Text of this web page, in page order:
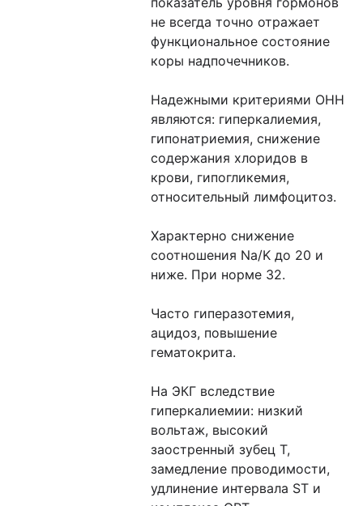
не всегда точно отражает
функциональное состояние
коры надпочечников.
Надежными критериями ОНН
являются: гиперкалиемия,
гипонатриемия, снижение
содержания хлоридов в
крови, гипогликемия,
относительный лимфоцитоз.
Характерно снижение
соотношения Na/K до 20 и
ниже. При норме 32.
Часто гиперазотемия,
ацидоз, повышение
гематокрита.
На ЭКГ вследствие
гиперкалиемии: низкий
вольтаж, высокий
заостренный зубец Т,
замедление проводимости,
удлинение интервала ST и